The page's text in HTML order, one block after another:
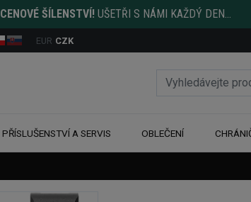
CENOVÉ ŠÍLENSTVÍ! UŠETŘI S NÁMI KAŽDÝ DEN...
EUR CZK
PŘÍSLUŠENSTVÍ A SERVIS OBLEČENÍ